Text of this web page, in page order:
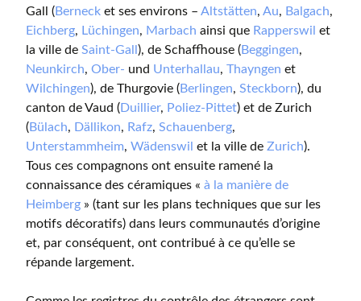
Gall (Berneck et ses environs – Altstätten, Au, Balgach,
Eichberg, Lüchingen, Marbach ainsi que Rapperswil et
la ville de Saint-Gall ), de Schaffhouse (Beggingen,
Neunkirch, Ober- und Unterhallau, Thayngen et
Wilchingen), de Thurgovie (Berlingen, Steckborn), du
canton de Vaud (Duillier, Poliez-Pittet) et de Zurich
(Bülach, Dällikon, Rafz, Schauenberg,
Unterstammheim, Wädenswil et la ville de Zurich).
Tous ces compagnons ont ensuite ramené la
connaissance des céramiques « à la manière de
Heimberg » (tant sur les plans techniques que sur les
motifs décoratifs) dans leurs communautés d’origine
et, par conséquent, ont contribué à ce qu’elle se
répande largement.